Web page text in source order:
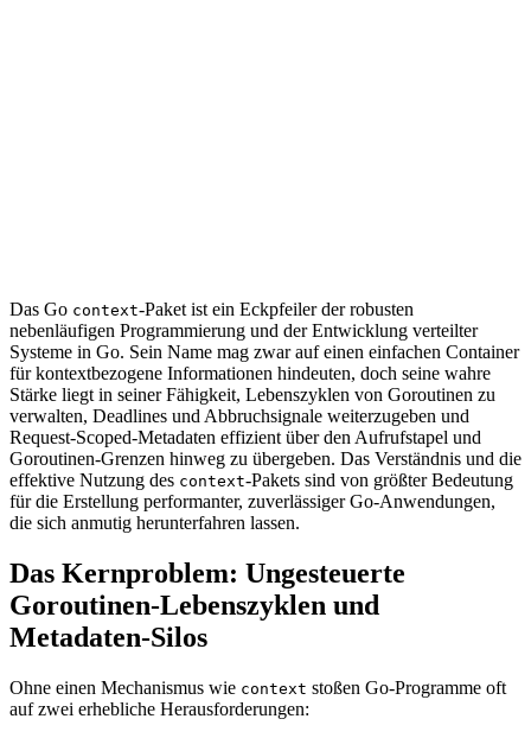
Das Go context-Paket ist ein Eckpfeiler der robusten
nebenläufigen Programmierung und der Entwicklung verteilter
Systeme in Go. Sein Name mag zwar auf einen einfachen Container
für kontextbezogene Informationen hindeuten, doch seine wahre
Stärke liegt in seiner Fähigkeit, Lebenszyklen von Goroutinen zu
verwalten, Deadlines und Abbruchsignale weiterzugeben und
Request-Scoped-Metadaten effizient über den Aufrufstapel und
Goroutinen-Grenzen hinweg zu übergeben. Das Verständnis und die
effektive Nutzung des context-Pakets sind von größter Bedeutung
für die Erstellung performanter, zuverlässiger Go-Anwendungen,
die sich anmutig herunterfahren lassen.
Das Kernproblem: Ungesteuerte
Goroutinen-Lebenszyklen und
Metadaten-Silos
Ohne einen Mechanismus wie context stoßen Go-Programme oft
auf zwei erhebliche Herausforderungen: